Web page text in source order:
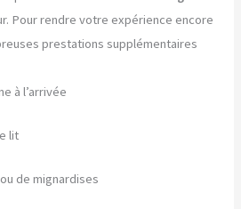
Pour rendre votre expérience encore
prestations supplémentaires
à l’arrivée
lit
de mignardises